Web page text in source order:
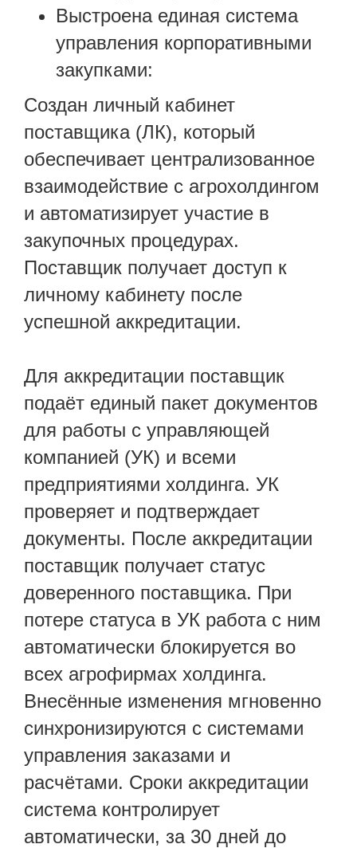
Выстроена единая система
управления корпоративными
закупками:
Создан личный кабинет
поставщика (ЛК), который
обеспечивает централизованное
взаимодействие с агрохолдингом
и автоматизирует участие в
закупочных процедурах.
Поставщик получает доступ к
личному кабинету после
успешной аккредитации.
Для аккредитации поставщик
подаёт единый пакет документов
для работы с управляющей
компанией (УК) и всеми
предприятиями холдинга. УК
проверяет и подтверждает
документы. После аккредитации
поставщик получает статус
доверенного поставщика. При
потере статуса в УК работа с ним
автоматически блокируется во
всех агрофирмах холдинга.
Внесённые изменения мгновенно
синхронизируются с системами
управления заказами и
расчётами. Сроки аккредитации
система контролирует
автоматически, за 30 дней до